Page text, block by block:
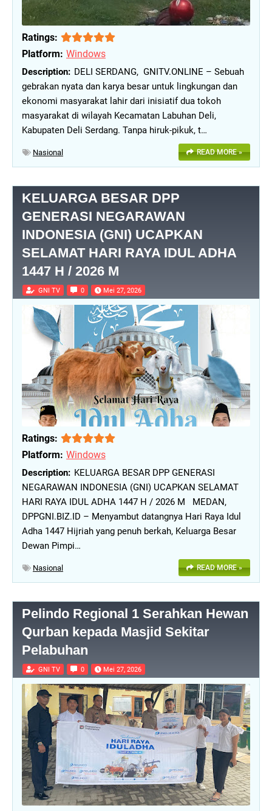
Ratings:
Platform: Windows
DELI SERDANG, GNITV.ONLINE – Sebuah
gebrakan nyata dan karya besar untuk lingkungan dan
ekonomi masyarakat lahir dari inisiatif dua tokoh
masyarakat di wilayah Kecamatan Labuhan Deli,
Kabupaten Deli Serdang. Tanpa hiruk-pikuk, t…
Nasional READ MORE »
KELUARGA BESAR DPP
GENERASI NEGARAWAN
INDONESIA (GNI) UCAPKAN
SELAMAT HARI RAYA IDUL ADHA
1447 H / 2026 M
GNI TV 0 Mei 27, 2026
Ratings:
Platform: Windows
KELUARGA BESAR DPP GENERASI
NEGARAWAN INDONESIA (GNI) UCAPKAN SELAMAT
HARI RAYA IDUL ADHA 1447 H / 2026 M MEDAN,
DPPGNI.BIZ.ID – Menyambut datangnya Hari Raya Idul
Adha 1447 Hijriah yang penuh berkah, Keluarga Besar
Dewan Pimpi…
Nasional READ MORE »
Pelindo Regional 1 Serahkan Hewan
Qurban kepada Masjid Sekitar
Pelabuhan
GNI TV 0 Mei 27, 2026